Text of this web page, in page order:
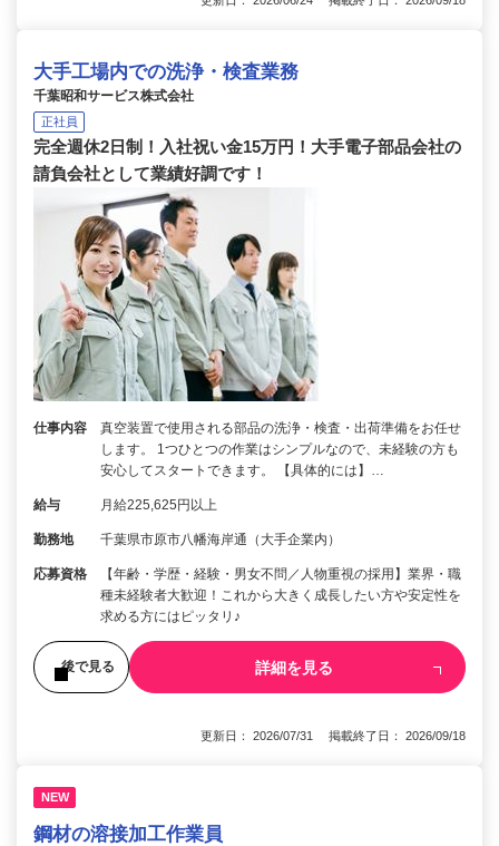
大手工場内での洗浄・検査業務
千葉昭和サービス株式会社
正社員
完全週休2日制！入社祝い金15万円！大手電子部品会社の
請負会社として業績好調です！
仕事内容
真空装置で使用される部品の洗浄・検査・出荷準備をお任せ
します。 1つひとつの作業はシンプルなので、未経験の方も
安心してスタートできます。 【具体的には】…
給与 月給225,625円以上
勤務地 千葉県市原市八幡海岸通（大手企業内）
応募資格
【年齢・学歴・経験・男女不問／人物重視の採用】業界・職
種未経験者大歓迎！これから大きく成長したい方や安定性を
求める方にはピッタリ♪
後で見る 詳細を見る
更新日： 2026/07/31 掲載終了日： 2026/09/18
NEW
鋼材の溶接加工作業員